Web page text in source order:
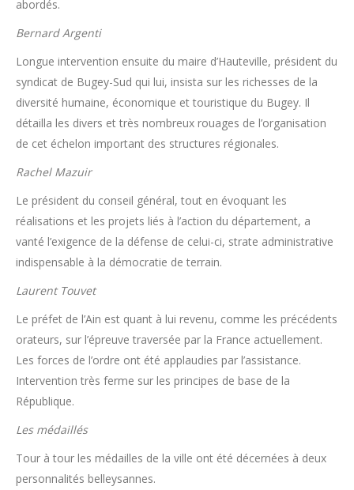
abordés.
Bernard Argenti
Longue intervention ensuite du maire d’Hauteville, président du
syndicat de Bugey-Sud qui lui, insista sur les richesses de la
diversité humaine, économique et touristique du Bugey. Il
détailla les divers et très nombreux rouages de l’organisation
de cet échelon important des structures régionales.
Rachel Mazuir
Le président du conseil général, tout en évoquant les
réalisations et les projets liés à l’action du département, a
vanté l’exigence de la défense de celui-ci, strate administrative
indispensable à la démocratie de terrain.
Laurent Touvet
Le préfet de l’Ain est quant à lui revenu, comme les précédents
orateurs, sur l’épreuve traversée par la France actuellement.
Les forces de l’ordre ont été applaudies par l’assistance.
Intervention très ferme sur les principes de base de la
République.
Les médaillés
Tour à tour les médailles de la ville ont été décernées à deux
personnalités belleysannes.